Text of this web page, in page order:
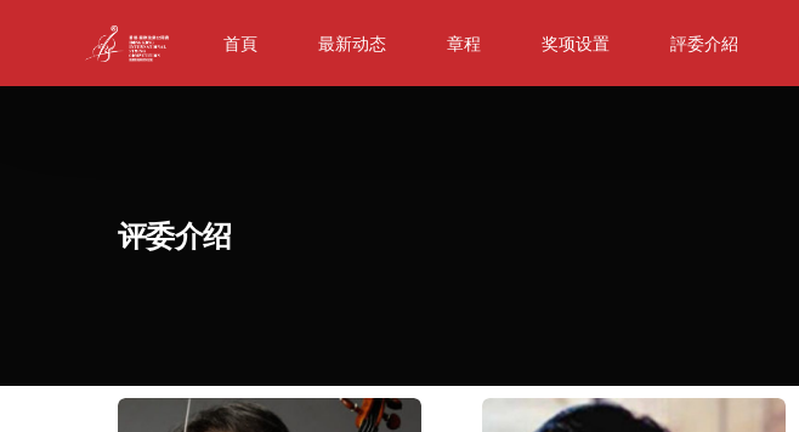
首頁 最新动态 章程 奖项设置 評委介紹
评委介绍